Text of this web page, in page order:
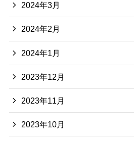
2024年3月
2024年2月
2024年1月
2023年12月
2023年11月
2023年10月